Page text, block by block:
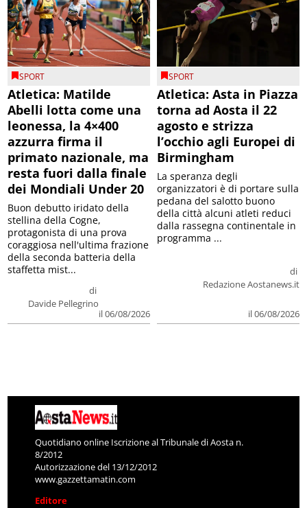
SPORT
Atletica: Matilde
Abelli lotta come una
leonessa, la 4×400
azzurra firma il
primato nazionale, ma
resta fuori dalla finale
dei Mondiali Under 20
di
Davide Pellegrino
il 06/08/2026
Buon debutto iridato della
stellina della Cogne,
protagonista di una prova
coraggiosa nell'ultima frazione
della seconda batteria della
staffetta mist...
SPORT
Atletica: Asta in Piazza
torna ad Aosta il 22
agosto e strizza
l’occhio agli Europei di
Birmingham
di
Redazione Aostanews.it
il 06/08/2026
La speranza degli
organizzatori è di portare sulla
pedana del salotto buono
della città alcuni atleti reduci
dalla rassegna continentale in
programma ...
Quotidiano online Iscrizione al Tribunale di Aosta n.
8/2012
Autorizzazione del 13/12/2012
www.gazzettamatin.com
Editore